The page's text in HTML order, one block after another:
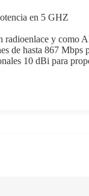
en 5 GHZ
y como
de hasta 867 Mbps
10 dBi para